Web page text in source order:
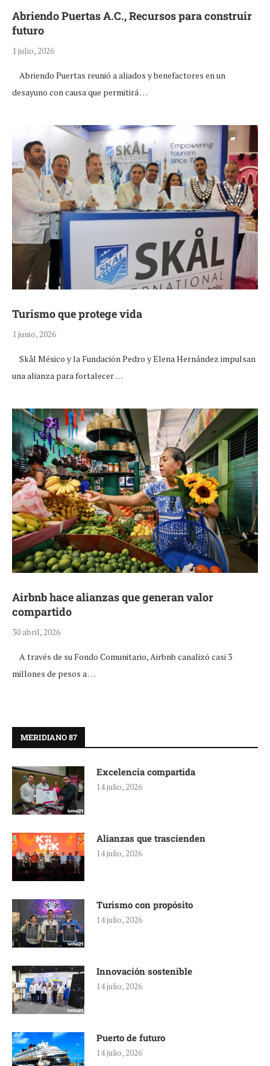
Abriendo Puertas A.C., Recursos para construir
futuro
1 julio, 2026
Abriendo Puertas reunió a aliados y benefactores en un
desayuno con causa que permitirá …
Turismo que protege vida
1 junio, 2026
Skål México y la Fundación Pedro y Elena Hernández impulsan
una alianza para fortalecer …
Airbnb hace alianzas que generan valor
compartido
30 abril, 2026
A través de su Fondo Comunitario, Airbnb canalizó casi 3
millones de pesos a …
MERIDIANO 87
Excelencia compartida
14 julio, 2026
Alianzas que trascienden
14 julio, 2026
Turismo con propósito
14 julio, 2026
Innovación sostenible
14 julio, 2026
Puerto de futuro
14 julio, 2026